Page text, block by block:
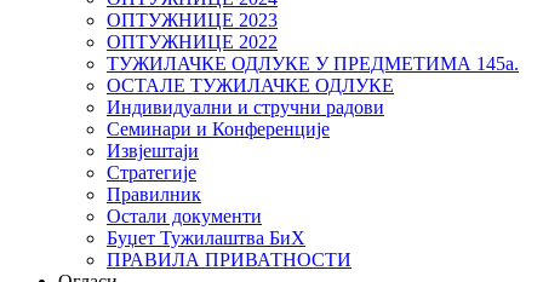
ОПТУЖНИЦЕ 2023
ОПТУЖНИЦЕ 2022
ТУЖИЛАЧКЕ ОДЛУКЕ У ПРЕДМЕТИМА 145а.
ОСТАЛЕ ТУЖИЛАЧКЕ ОДЛУКЕ
Индивидуални и стручни радови
Семинари и Конференције
Извјештаји
Стратегије
Правилник
Остали документи
Буџет Тужилаштва БиХ
ПРАВИЛА ПРИВАТНОСТИ